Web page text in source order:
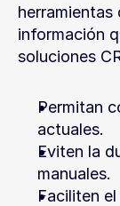
herramientas
información
soluciones
Permitan
actuales.
Eviten la
manuales.
Faciliten